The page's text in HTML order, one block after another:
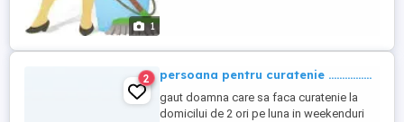
1
2 persoana pentru curatenie ................
gaut doamna care sa faca curatenie la
domicilui de 2 ori pe luna in weekenduri